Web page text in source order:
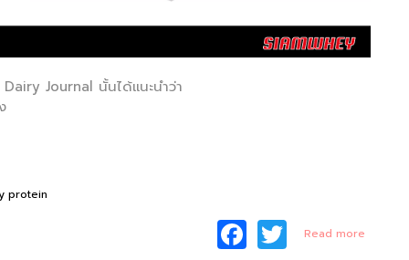
Journal นั้นได้แนะนำว่า
protein
F T
Read more